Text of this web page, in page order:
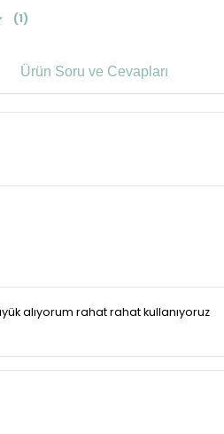
(1)
Ürün Soru ve Cevapları
alıyorum rahat rahat kullanıyoruz